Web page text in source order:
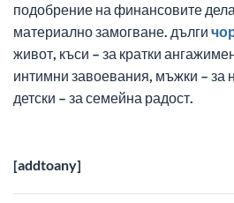
подобрение на финансовите
материално замогване. дълги
живот, къси – за кратки
интимни завоевания, мъжки – за
детски – за семейна радост.
[addtoany]